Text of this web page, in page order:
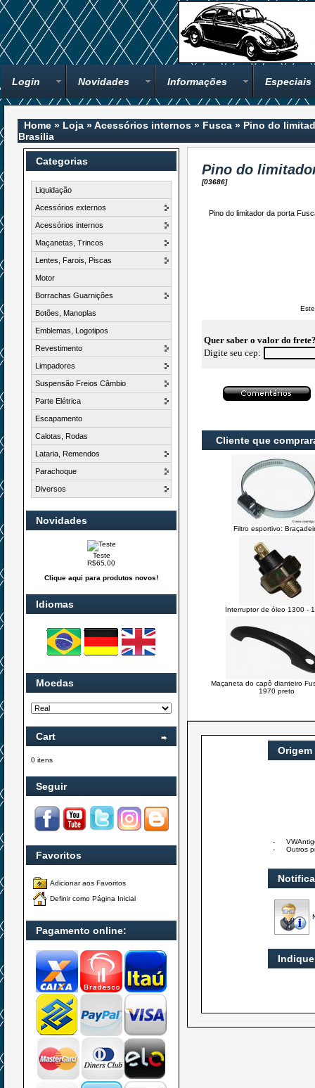
Login Novidades Informações Especiais
Home » Loja »Acessórios internos » Fusca » Pino do
Brasilia
Categorias
Liquidação
Acessórios externos
Acessórios internos
Maçanetas, Trincos
Lentes, Farois, Piscas
Motor
Borrachas Guarnições
Botões, Manoplas
Emblemas, Logotipos
Revestimento
Limpadores
Suspensão Freios Câmbio
Parte Elétrica
Escapamento
Calotas, Rodas
Lataria, Remendos
Parachoque
Diversos
Novidades
Teste
R$65,00
Clique aqui para produtos novos!
Idiomas
Moedas
Cart
0 itens
Seguir
Favoritos
Adicionar aos Favoritos
Definir como Página Inicial
Pagamento online:
Pino do
[03686]
Pino do limitador da porta
Quer saber o valor do
Digite seu cep:
Cliente que
Filtro esportivo:
Interruptor de óleo 1300 -
Maçaneta do capô dianteiro
1970 preto
Origem
-
-
Outros